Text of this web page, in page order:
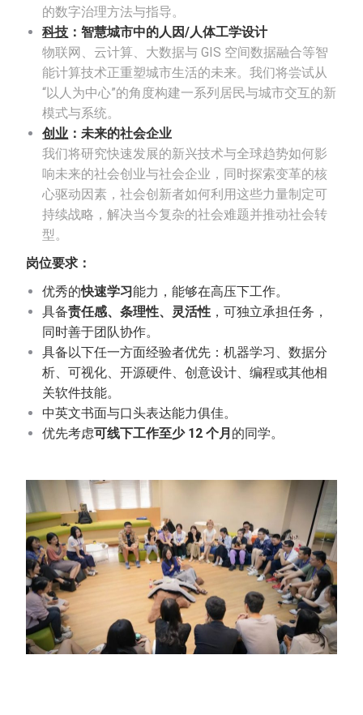
的数字治理方法与指导。
科技 ：智慧城市中的人因/人体工学设计
物联网、云计算、大数据与 GIS 空间数据融合等智
能计算技术正重塑城市生活的未来。我们将尝试从
“以人为中心”的角度构建一系列居民与城市交互的新
模式与系统。
创业 ：未来的社会企业
我们将研究快速发展的新兴技术与全球趋势如何影
响未来的社会创业与社会企业，同时探索变革的核
心驱动因素，社会创新者如何利用这些力量制定可
持续战略，解决当今复杂的社会难题并推动社会转
型。
岗位要求：
优秀的快速学习能力，能够在高压下工作。
具备责任感、条理性、灵活性 ，可独立承担任务，
同时善于团队协作。
具备以下任一方面经验者优先：机器学习、数据分
析、可视化、开源硬件、创意设计、编程或其他相
关软件技能。
中英文书面与口头表达能力俱佳。
优先考虑可线下工作至少 12 个月 的同学。